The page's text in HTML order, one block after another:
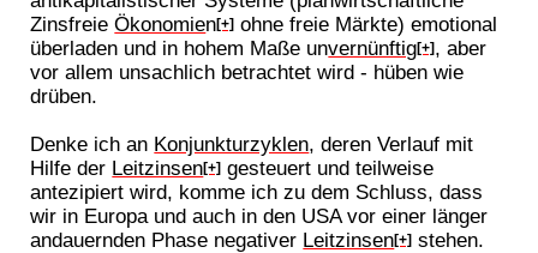
ZinsfreieÖkonomien[+] ohne freie Märkte) emotional
überladen und in hohem Maße unvernünftig[+], aber
vor allem unsachlich betrachtet wird - hüben wie
drüben.
Denke ich an Konjunkturzyklen, deren Verlauf mit
Hilfe der Leitzinsen[+] gesteuert und teilweise
antezipiert wird, komme ich zu dem Schluss, dass
wir in Europa und auch in den USA vor einer länger
andauernden Phase negativer Leitzinsen[+] stehen.